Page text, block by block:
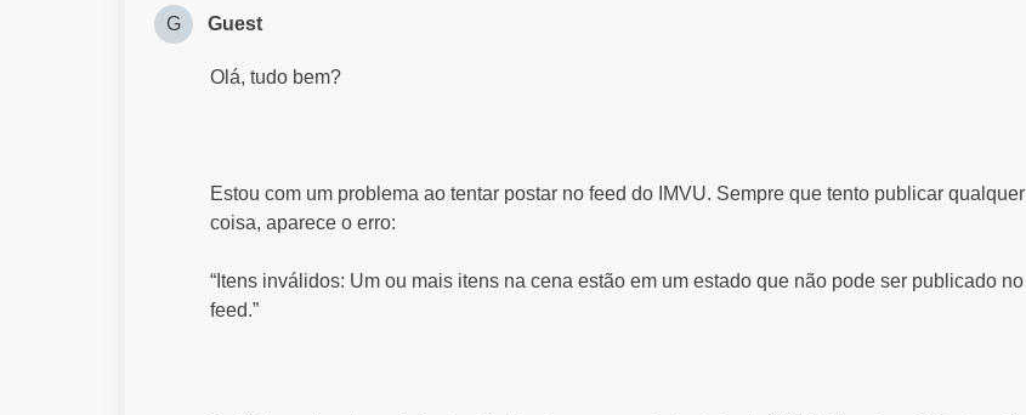
G Guest
Olá, tudo bem?
Estou com um problema ao tentar postar no feed do IMVU. Sempre que tento publicar qualquer
coisa, aparece o erro:
“Itens inválidos: Um ou mais itens na cena estão em um estado que não pode ser publicado no
feed.”